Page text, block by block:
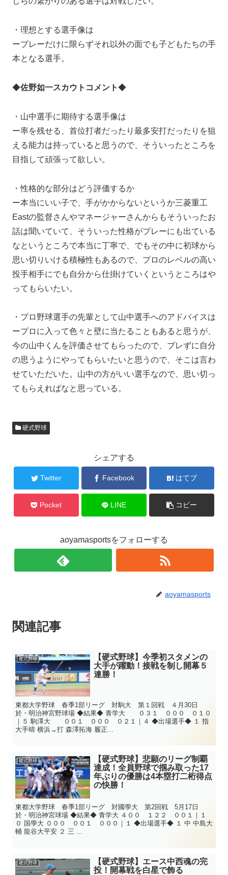
・理想とする選手像は
ープレーだけに限らずそれ以外の面でも子どもたちの手
本となる選手。
◆佐野如一スカウトコメント◆
・山中選手に期待する選手像は
ー率を残せる、首位打者だったり最多安打だったりを狙
える能力は持っていると思うので、そういったところを
目指して頑張って欲しい。
・性格的な部分はどう評価するか
ー本当にいい子で、手がかからないというか三菱重工
Eastの監督さんやマネージャーさんからもそういったお
話は聞いていて、そういった性格がプレーにも出ている
なというところで本当に丁寧で、でもその中に初球から
思い切りいける積極性もあるので、プロのレベルの高い
投手相手にでも自分から仕掛けていくというところはや
ってもらいたい。
・プロ野球選手の先輩として山中選手へのアドバイスは
ープロに入って色々と壁に当たることもあると思うが、
今の山中くんを評価させてもらったので、ブレずに自分
の思うようにやってもらいたいと思うので、そこは言わ
せていただいた。山中の方がいい選手なので、思い切っ
てもらえればなと思っている。
硬式野球
シェアする
Twitter Facebook はてブ
Pocket LINE コピー
aoyamasportsをフォローする
aoyamasports
関連記事
硬式野球
【硬式野球】今季初スタメンの
大手が躍動！接戦を制し開幕５
連勝！
東都大学野球 春季1部リーグ 対駒大 第１回戦 ４月30日
於・明治神宮野球場 ◆結果◆ 青学大 ０３１ ０００ ０１０
｜５ 駒澤大 ００１ ０００ ０２１｜４ ◆出場選手◆ １ 指
大手晴 横浜→打 森澤拓海 履正...
硬式野球
【硬式野球】悲願のリーグ制覇
達成！全員野球で掴み取った17
年ぶりの優勝は4本塁打二桁得点
の快勝！
東都大学野球 春季1部リーグ 対國學大 第2回戦 5月17日
於・明治神宮球場 ◆結果◆ 青学大 ４００ １２２ ００１｜１
０ 国學大 ０００ ００１ ０００｜１ ◆出場選手◆ １ 中 中島大
輔 龍谷大平安 ２ 三 ...
硬式野球
【硬式野球】エース中西魂の完
投！開幕戦を白星で飾る